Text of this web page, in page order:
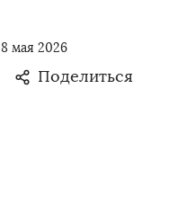
8 мая 2026
Поделиться